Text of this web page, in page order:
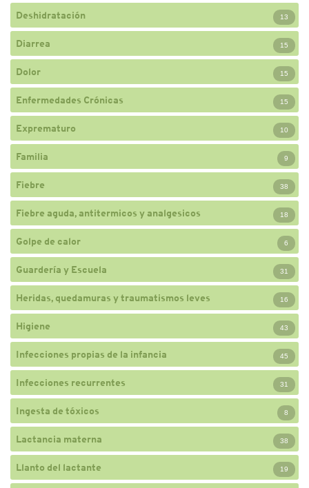
Deshidratación 13
Diarrea 15
Dolor 15
Enfermedades Crónicas 15
Exprematuro 10
Familia 9
Fiebre 38
Fiebre aguda, antitermicos y analgesicos 18
Golpe de calor 6
Guardería y Escuela 31
Heridas, quedamuras y traumatismos leves 16
Higiene 43
Infecciones propias de la infancia 45
Infecciones recurrentes 31
Ingesta de tóxicos 8
Lactancia materna 38
Llanto del lactante 19